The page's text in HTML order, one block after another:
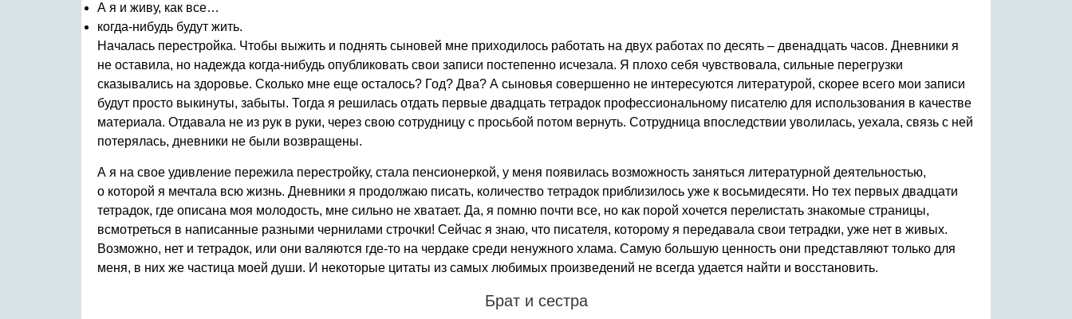
А я и живу, как все…
когда-нибудь будут жить.
Началась перестройка. Чтобы выжить и поднять сыновей мне приходилось работать на двух работах по десять – двенадцать часов. Дневники я
не оставила, но надежда когда-нибудь опубликовать свои записи постепенно исчезала. Я плохо себя чувствовала, сильные перегрузки
сказывались на здоровье. Сколько мне еще осталось? Год? Два? А сыновья совершенно не интересуются литературой, скорее всего мои записи
будут просто выкинуты, забыты. Тогда я решилась отдать первые двадцать тетрадок профессиональному писателю для использования в качестве
материала. Отдавала не из рук в руки, через свою сотрудницу с просьбой потом вернуть. Сотрудница впоследствии уволилась, уехала, связь с ней
потерялась, дневники не были возвращены.
А я на свое удивление пережила перестройку, стала пенсионеркой, у меня появилась возможность заняться литературной деятельностью,
о которой я мечтала всю жизнь. Дневники я продолжаю писать, количество тетрадок приблизилось уже к восьмидесяти. Но тех первых двадцати
тетрадок, где описана моя молодость, мне сильно не хватает. Да, я помню почти все, но как порой хочется перелистать знакомые страницы,
всмотреться в написанные разными чернилами строчки! Сейчас я знаю, что писателя, которому я передавала свои тетрадки, уже нет в живых.
Возможно, нет и тетрадок, или они валяются где-то на чердаке среди ненужного хлама. Самую большую ценность они представляют только для
меня, в них же частица моей души. И некоторые цитаты из самых любимых произведений не всегда удается найти и восстановить.
Брат и сестра